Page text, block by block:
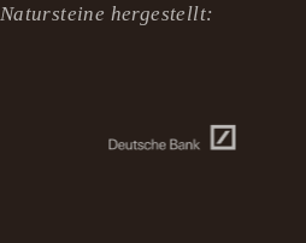
hergestellt: